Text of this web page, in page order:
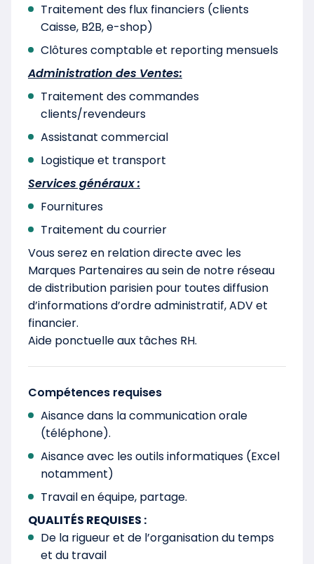
Traitement des flux financiers (clients
Caisse, B2B, e-shop)
Clôtures comptable et reporting mensuels
Administration des Ventes:
Traitement des commandes
clients/revendeurs
Assistanat commercial
Logistique et transport
Services généraux :
Fournitures
Traitement du courrier
Vous serez en relation directe avec les
Marques Partenaires au sein de notre réseau
de distribution parisien pour toutes diffusion
d’informations d’ordre administratif, ADV et
financier.
Aide ponctuelle aux tâches RH.
Compétences requises
Aisance dans la communication orale
(téléphone).
Aisance avec les outils informatiques (Excel
notamment)
Travail en équipe, partage.
QUALITÉS REQUISES :
De la rigueur et de l’organisation du temps
et du travail